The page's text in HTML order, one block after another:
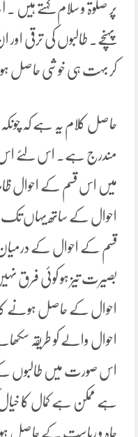
پر صلوۃ و سلام کہتے
پہنچے۔ طالبوں کی ترقی
کر بہت ہی خوشی حاصل
حاصل کلام یہ ہے کہ
مندرج ہے۔ اس لئے اس
میں اس قسم کے احوال
احوال کے ساتھ یہاں تک
قسم کے احوال کے
بصیرت تیز ہو کوئی فرق
احوال کے حاصل ہونے کا
احوال والے کو طریقہ
اس صورت میں طالبوں کے
ہے ممکن ہے کمال کا
جاہ و ریاست کے حاصل